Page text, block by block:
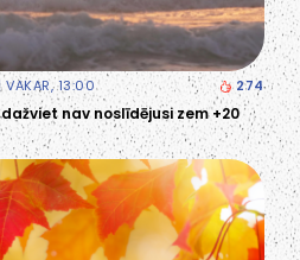
VAKAR, 13:00 274
nav noslīdējusi zem +20